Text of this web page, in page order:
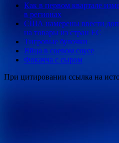
Как в первом квартале
в регионах
США намерены ввести
на товары из стран ЕС
Тигровые булочки
Яйца в соевом соусе
Фокачча с сыром
При цитировании ссылка на